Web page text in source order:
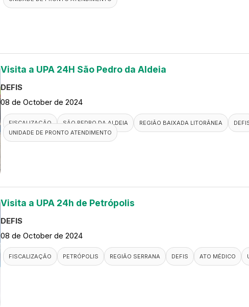
Visita a UPA 24H São Pedro da Aldeia
DEFIS
08 de October de 2024
FISCALIZAÇÃO SÃO PEDRO DA ALDEIA REGIÃO BAIXADA LITORÂNEA
UNIDADE DE PRONTO ATENDIMENTO
Visita a UPA 24h de Petrópolis
DEFIS
08 de October de 2024
FISCALIZAÇÃO PETRÓPOLIS REGIÃO SERRANA DEFIS ATO MÉDICO